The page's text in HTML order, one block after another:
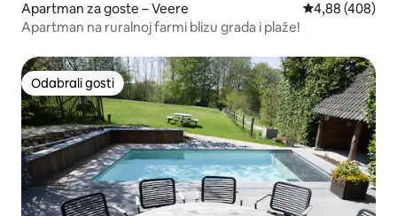
Apartman za goste – Veere Prosječna
4,88 (408)
Apartman na ruralnoj farmi blizu grada i plaže!
Odabrali gosti
Odabrali gosti